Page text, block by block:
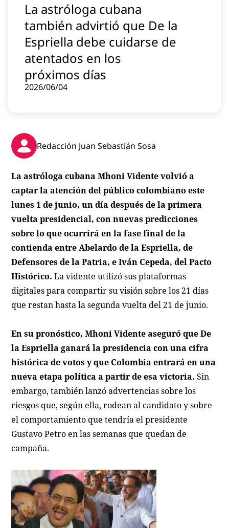
Instagram
La astróloga cubana
también advirtió que De la
Espriella debe cuidarse de
atentados en los
próximos días
2026/06/04
Redacción Juan Sebastián Sosa
La astróloga cubana Mhoni Vidente volvió a
captar la atención del público colombiano este
lunes 1 de junio, un día después de la primera
vuelta presidencial, con nuevas predicciones
sobre lo que ocurrirá en la fase final de la
contienda entre Abelardo de la Espriella, de
Defensores de la Patria, e Iván Cepeda, del Pacto
Histórico. La vidente utilizó sus plataformas
digitales para compartir su visión sobre los 21 días
que restan hasta la segunda vuelta del 21 de junio.
En su pronóstico, Mhoni Vidente aseguró que De
la Espriella ganará la presidencia con una cifra
histórica de votos y que Colombia entrará en una
nueva etapa política a partir de esa victoria. Sin
embargo, también lanzó advertencias sobre los
riesgos que, según ella, rodean al candidato y sobre
el comportamiento que tendría el presidente
Gustavo Petro en las semanas que quedan de
campaña.